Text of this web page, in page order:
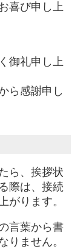
喜び申し上
御礼申し上
ら感謝申し
ら、挨拶状
際は、接続
がります。
言葉から書
りません。